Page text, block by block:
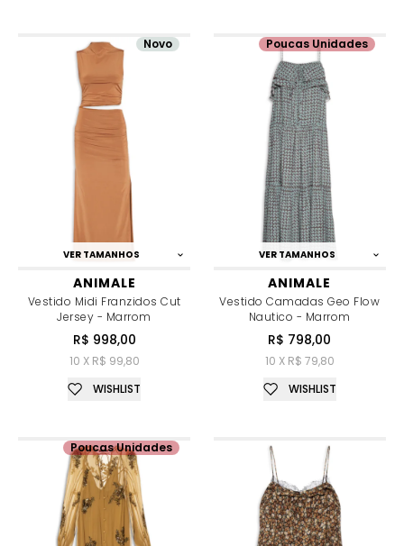
VER TAMANHOS
ANIMALE
Vestido Midi Franzidos Cut
Jersey - Marrom
R$ 998,00
10 X R$ 99,80
Novo
WISHLIST
VER TAMANHOS
ANIMALE
Vestido Camadas Geo Flow
Nautico - Marrom
R$ 798,00
10 X R$ 79,80
Poucas Unidades
WISHLIST
Poucas Unidades